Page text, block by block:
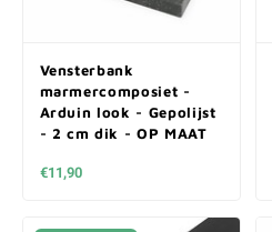
Vensterbank
marmercomposiet -
Arduin look - Gepolijst
- 2 cm dik - OP MAAT
€11,90